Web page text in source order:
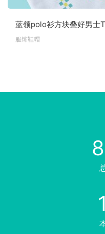
蓝领polo衫方块叠好男士
服饰鞋帽